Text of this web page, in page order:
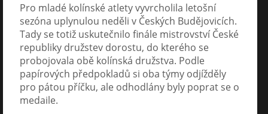
Pro mladé kolínské atlety vyvrcholila letošní
sezóna uplynulou neděli v Českých Budějovicích.
Tady se totiž uskutečnilo finále mistrovství České
republiky družstev dorostu, do kterého se
probojovala obě kolínská družstva. Podle
papírových předpokladů si oba týmy odjížděly
pro pátou příčku, ale odhodlány byly poprat se o
medaile.